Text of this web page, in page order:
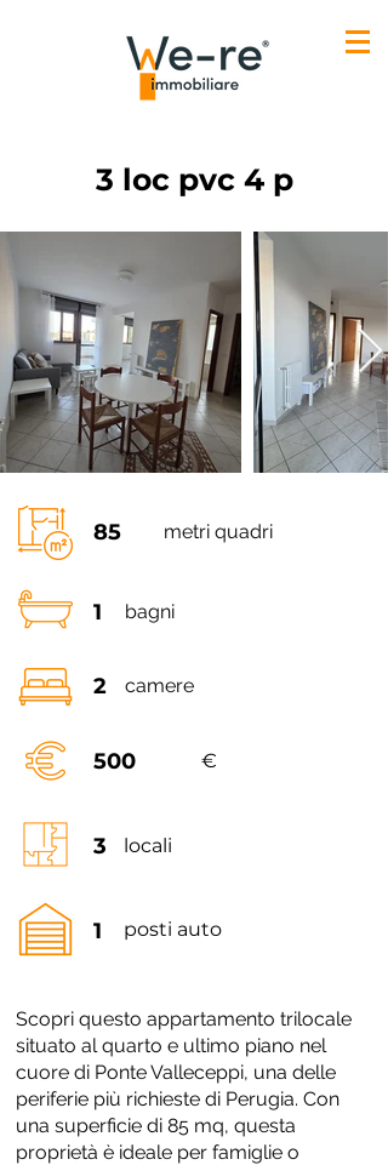
3 loc pvc 4 p
85 metri quadri
1 bagni
2 camere
500 €
3 locali
1 posti auto
Scopri questo appartamento trilocale
situato al quarto e ultimo piano nel
cuore di Ponte Valleceppi, una delle
periferie più richieste di Perugia. Con
una superficie di 85 mq, questa
proprietà è ideale per famiglie o